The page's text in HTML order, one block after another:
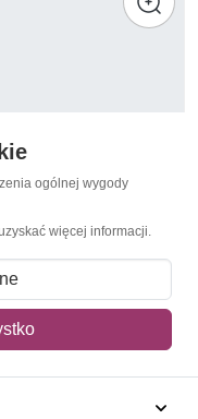
ogólnej wygody
więcej informacji.